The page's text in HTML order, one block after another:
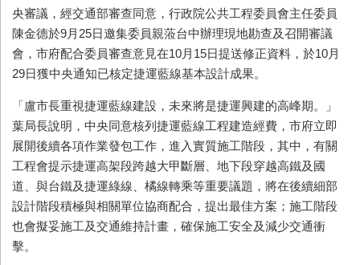
央審議，經交通部審查同意，行政院公共工程委員會主任委員
陳金德於9月 25日邀集委員親蒞台中辦理現地勘查及召開審議
會，市府配合委員審查意見在10月 15日提送修正資料，於10月
29日獲中央通知已核定捷運藍線基本設計成果。
「盧市長重視捷運藍線建設，未來將是捷運興建的高峰期。」
葉局長說明，中央同意核列捷運藍線工程建造經費，市府立即
展開後續各項作業發包工作，進入實質施工階段，其中，有關
工程會提示捷運高架段跨越大甲斷層、地下段穿越高鐵及國
道、與台鐵及捷運綠線、橘線轉乘等重要議題，將在後續細部
設計階段積極與相關單位協商配合，提出最佳方案；施工階段
也會擬妥施工及交通維持計畫，確保施工安全及減少交通衝
擊。